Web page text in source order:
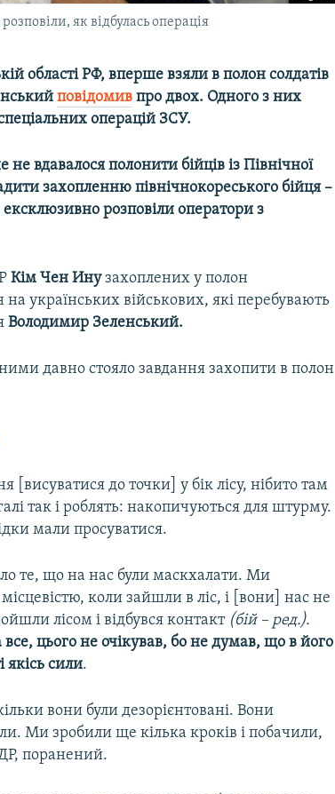
як відбулась операція
області РФ, вперше взяли в полон солдатів
повідомив про двох. Одного з них
операцій ЗСУ.
вдавалося полонити бійців із Північної
захопленню північнокореського бійця –
ексклюзивно розповіли оператори з
Кім Чен Инузахоплених у полон
на українських військових, які перебувають
Володимир Зеленський.
давно стояло завдання захопити в полон
[висуватися до точки] у бік лісу, нібито там
так і роблять: накопичуються для штурму.
мали просуватися.
те, що на нас були маскхалати. Ми
коли зайшли в ліс, і [вони] нас не
лісом і відбувся контакт(бій – ред.).
цього не очікував, бо не думав, що в його
якісь сили.
вони були дезорієнтовані. Вони
Ми зробили ще кілька кроків і побачили,
поранений.